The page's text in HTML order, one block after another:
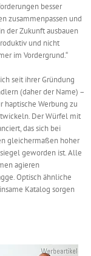
besser
zusammenpassen und
der Zukunft ausbauen
und nicht
im Vordergrund.“
seit ihrer Gründung
(daher der Name) –
haptische Werbung zu
Der Würfel mit
das sich bei
gleichermaßen hoher
geworden ist. Alle
agieren
Optisch ähnliche
Katalog sorgen